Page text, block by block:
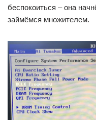
беспокоиться – она
займёмся множителем.